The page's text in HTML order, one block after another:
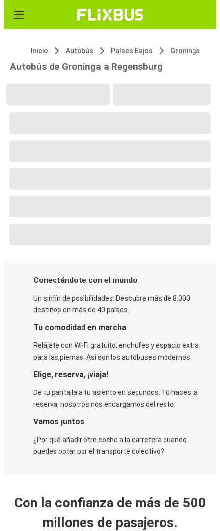
Inicio Autobús Países Bajos Groninga
Autobús de Groninga a Regensburg
Conectándote con el mundo
Un sinfín de posibilidades. Descubre más de 8.000
destinos en más de 40 países.
Tu comodidad en marcha
Relájate con Wi-Fi gratuito, enchufes y espacio extra
para las piernas. Así son los autobuses modernos.
Elige, reserva, ¡viaja!
De tu pantalla a tu asiento en segundos. Tú haces la
reserva, nosotros nos encargamos del resto.
Vamos juntos
¿Por qué añadir otro coche a la carretera cuando
puedes optar por el transporte colectivo?
Con la confianza de más de 500
millones de pasajeros.